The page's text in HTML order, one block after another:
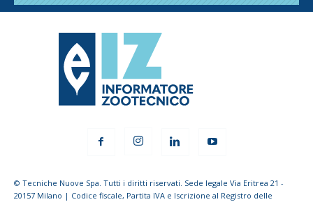
© Tecniche Nuove Spa. Tutti i diritti riservati. Sede legale Via Eritrea 21 -
20157 Milano | Codice fiscale, Partita IVA e Iscrizione al Registro delle